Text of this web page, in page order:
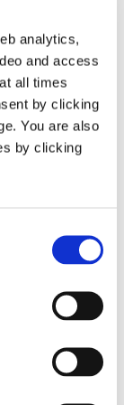
analytics,
and access
all times
by clicking
You are also
by clicking
kulturforandring
stafetten videre i
skurvogne,
men ikke har den